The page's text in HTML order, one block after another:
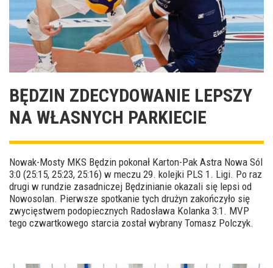
BĘDZIN ZDECYDOWANIE LEPSZY
NA WŁASNYCH PARKIECIE
Nowak-Mosty MKS Będzin pokonał Karton-Pak Astra Nowa Sól
3:0 (25:15, 25:23, 25:16) w meczu 29. kolejki PLS 1. Ligi. Po raz
drugi w rundzie zasadniczej Będzinianie okazali się lepsi od
Nowosolan. Pierwsze spotkanie tych drużyn zakończyło się
zwycięstwem podopiecznych Radosława Kolanka 3:1. MVP
tego czwartkowego starcia został wybrany Tomasz Polczyk.